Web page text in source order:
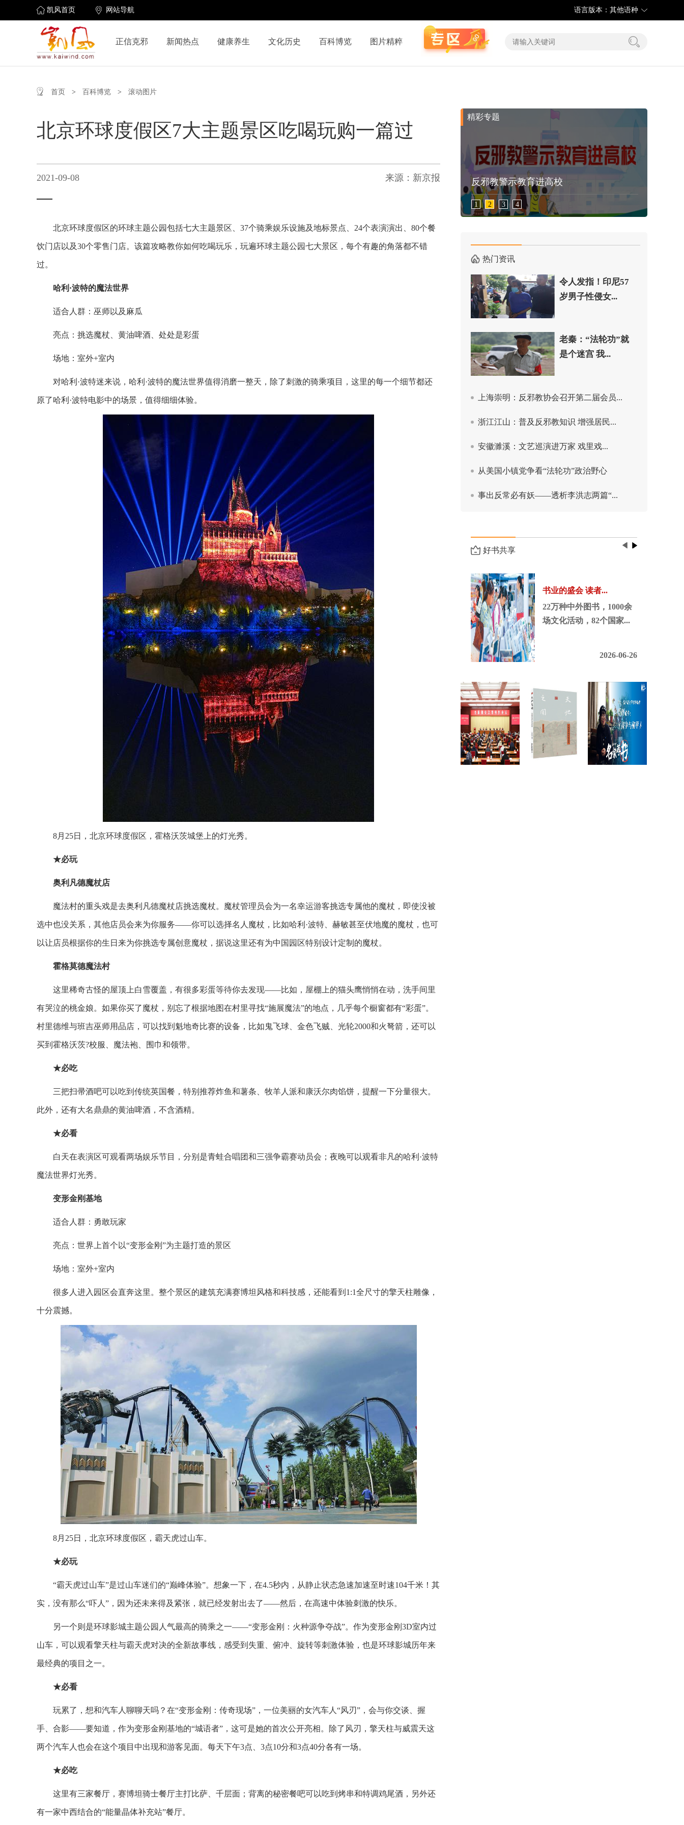
凯风首页 网站导航 语言版本：其他语种
正信克邪 新闻热点 健康养生 文化历史 百科博览 图片精粹
首页 > 百科博览 > 滚动图片
北京环球度假区7大主题景区吃喝玩购一篇过
2021-09-08 来源：新京报
北京环球度假区的环球主题公园包括七大主题景区、37个骑乘娱乐设施及地标景点、24个表演演出、80个餐
饮门店以及30个零售门店。该篇攻略教你如何吃喝玩乐，玩遍环球主题公园七大景区，每个有趣的角落都不错
过。
哈利·波特的魔法世界
适合人群：巫师以及麻瓜
亮点：挑选魔杖、黄油啤酒、处处是彩蛋
场地：室外+室内
对哈利·波特迷来说，哈利·波特的魔法世界值得消磨一整天，除了刺激的骑乘项目，这里的每一个细节都还
原了哈利·波特电影中的场景，值得细细体验。
8月25日，北京环球度假区，霍格沃茨城堡上的灯光秀。
★必玩
奥利凡德魔杖店
魔法村的重头戏是去奥利凡德魔杖店挑选魔杖。魔杖管理员会为一名幸运游客挑选专属他的魔杖，即使没被
选中也没关系，其他店员会来为你服务——你可以选择名人魔杖，比如哈利·波特、赫敏甚至伏地魔的魔杖，也可
以让店员根据你的生日来为你挑选专属创意魔杖，据说这里还有为中国园区特别设计定制的魔杖。
霍格莫德魔法村
这里稀奇古怪的屋顶上白雪覆盖，有很多彩蛋等待你去发现——比如，屋棚上的猫头鹰悄悄在动，洗手间里
有哭泣的桃金娘。如果你买了魔杖，别忘了根据地图在村里寻找“施展魔法”的地点，几乎每个橱窗都有“彩蛋”。
村里德维与班吉巫师用品店，可以找到魁地奇比赛的设备，比如鬼飞球、金色飞贼、光轮2000和火弩箭，还可以
买到霍格沃茨?校服、魔法袍、围巾和领带。
★必吃
三把扫帚酒吧可以吃到传统英国餐，特别推荐炸鱼和薯条、牧羊人派和康沃尔肉馅饼，提醒一下分量很大。
此外，还有大名鼎鼎的黄油啤酒，不含酒精。
★必看
白天在表演区可观看两场娱乐节目，分别是青蛙合唱团和三强争霸赛动员会；夜晚可以观看非凡的哈利·波特
魔法世界灯光秀。
变形金刚基地
适合人群：勇敢玩家
亮点：世界上首个以“变形金刚”为主题打造的景区
场地：室外+室内
很多人进入园区会直奔这里。整个景区的建筑充满赛博坦风格和科技感，还能看到1:1全尺寸的擎天柱雕像，
十分震撼。
8月25日，北京环球度假区，霸天虎过山车。
★必玩
“霸天虎过山车”是过山车迷们的“巅峰体验”。想象一下，在4.5秒内，从静止状态急速加速至时速104千米！其
实，没有那么“吓人”，因为还未来得及紧张，就已经发射出去了——然后，在高速中体验刺激的快乐。
另一个则是环球影城主题公园人气最高的骑乘之一——“变形金刚：火种源争夺战”。作为变形金刚3D室内过
山车，可以观看擎天柱与霸天虎对决的全新故事线，感受到失重、俯冲、旋转等刺激体验，也是环球影城历年来
最经典的项目之一。
★必看
玩累了，想和汽车人聊聊天吗？在“变形金刚：传奇现场”，一位美丽的女汽车人“风刃”，会与你交谈、握
手、合影——要知道，作为变形金刚基地的“城语者”，这可是她的首次公开亮相。除了风刃，擎天柱与威震天这
两个汽车人也会在这个项目中出现和游客见面。每天下午3点、3点10分和3点40分各有一场。
★必吃
这里有三家餐厅，赛博坦骑士餐厅主打比萨、千层面；背离的秘密餐吧可以吃到烤串和特调鸡尾酒，另外还
有一家中西结合的“能量晶体补充站”餐厅。